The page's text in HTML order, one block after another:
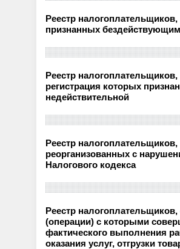
Реестр налогоплательщиков,
признанных
Реестр налогоплательщиков,
регистрация которых
недействительной
Реестр налогоплательщиков,
реорганизованных с
Налогового кодекса
Реестр
(операции) с которыми
фактического выполнения
оказания услуг, отгрузки